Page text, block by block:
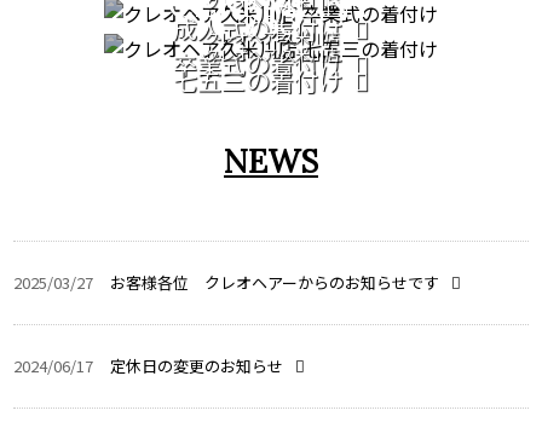
成人式の着付け
クレオヘア 久米川店
卒業式の着付け
753
クレオヘア 久米川店
七五三の着付け
NEWS
2025/03/27 お客様各位 クレオヘアーからのお知らせです
2024/06/17 定休日の変更のお知らせ